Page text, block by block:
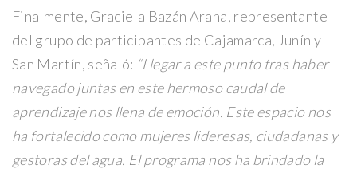
Finalmente, Graciela Bazán Arana, representante
del grupo de participantes de Cajamarca, Junín y
San Martín, señaló: “Llegar a este punto tras haber
navegado juntas en este hermoso caudal de
aprendizaje nos llena de emoción. Este espacio nos
ha fortalecido como mujeres lideresas, ciudadanas y
gestoras del agua. El programa nos ha brindado la